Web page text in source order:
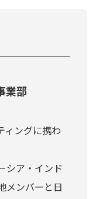
業部
ィングに携わ
シア・インド
メンバーと日